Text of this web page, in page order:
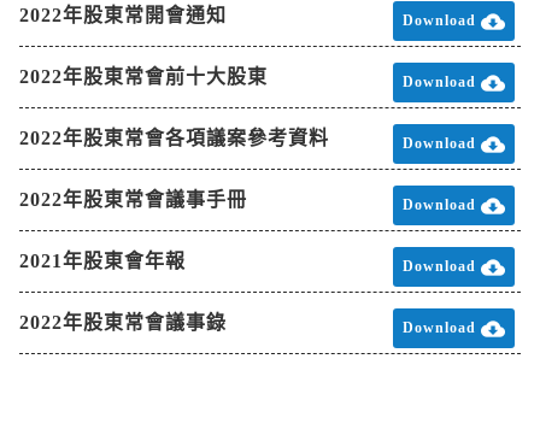
2022年股東常開會通知 Download
2022年股東常會前十大股東 Download
2022年股東常會各項議案參考資料 Download
2022年股東常會議事手冊 Download
2021年股東會年報 Download
2022年股東常會議事錄 Download